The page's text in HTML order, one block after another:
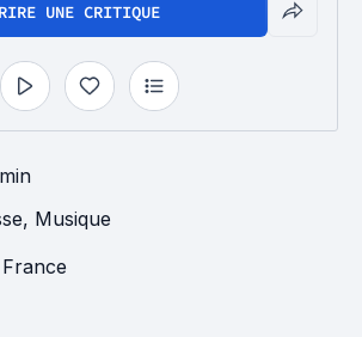
UNE CRITIQUE
, Musique
France